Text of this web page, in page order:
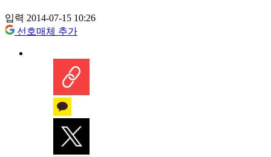
입력 2014-07-15 10:26
선호매체 추가